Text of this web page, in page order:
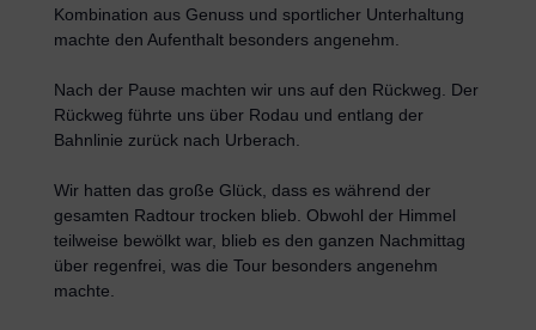
Kombination aus Genuss und sportlicher Unterhaltung
machte den Aufenthalt besonders angenehm.
Nach der Pause machten wir uns auf den Rückweg. Der
Rückweg führte uns über Rodau und entlang der
Bahnlinie zurück nach Urberach.
Wir hatten das große Glück, dass es während der
gesamten Radtour trocken blieb. Obwohl der Himmel
teilweise bewölkt war, blieb es den ganzen Nachmittag
über regenfrei, was die Tour besonders angenehm
machte.